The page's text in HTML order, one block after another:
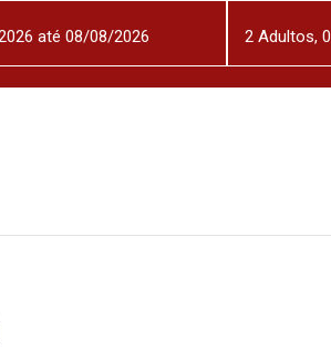
2Adultos, 0